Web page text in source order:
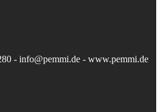
- info@pemmi.de - www.pemmi.de